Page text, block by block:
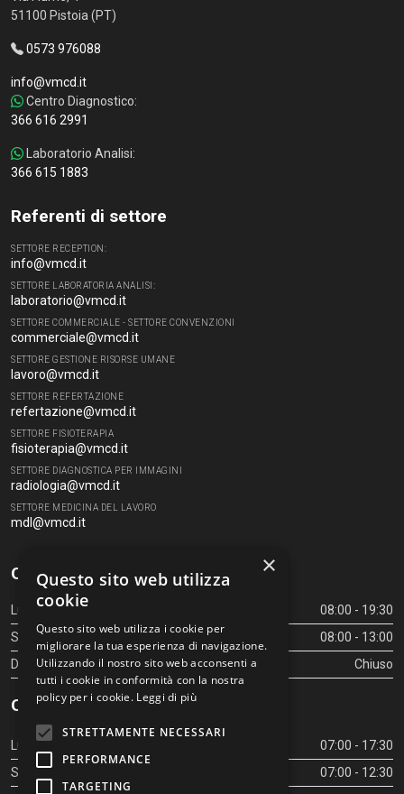
51100 Pistoia (PT)
0573 976088
info@vmcd.it
Centro Diagnostico:
366 616 2991
Laboratorio Analisi:
366 615 1883
Referenti di settore
SETTORE RECEPTION:
info@vmcd.it
SETTORE LABORATORIA ANALISI:
laboratorio@vmcd.it
SETTORE COMMERCIALE - SETTORE CONVENZIONI
commerciale@vmcd.it
SETTORE GESTIONE RISORSE UMANE
lavoro@vmcd.it
SETTORE REFERTAZIONE
refertazione@vmcd.it
SETTORE FISIOTERAPIA
fisioterapia@vmcd.it
SETTORE DIAGNOSTICA PER IMMAGINI
radiologia@vmcd.it
SETTORE MEDICINA DEL LAVORO
mdl@vmcd.it
Orari Centro Diagnostico
Lunedì - Venerdì
08:00 - 19:30
Sabato
08:00 - 13:00
Domenica
Chiuso
Orari Centro Diagnostico
Lunedì - Venerdì
07:00 - 17:30
Sabato
07:00 - 12:30
×
Questo sito web utilizza
cookie
Questo sito web utilizza i cookie per
migliorare la tua esperienza di navigazione.
Utilizzando il nostro sito web acconsenti a
tutti i cookie in conformità con la nostra
policy per i cookie. Leggi di più
STRETTAMENTE NECESSARI
PERFORMANCE
TARGETING